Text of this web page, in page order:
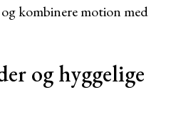
kombinere motion med
og hyggelige